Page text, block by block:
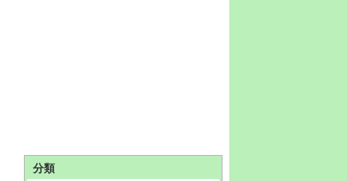
分類